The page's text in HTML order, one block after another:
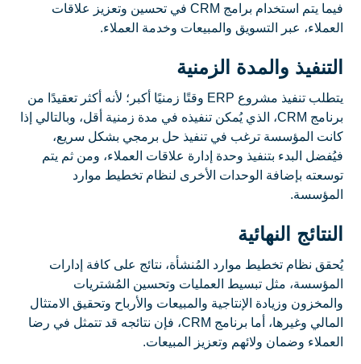
فيما يتم استخدام برامج CRM في تحسين وتعزيز علاقات
العملاء، عبر التسويق والمبيعات وخدمة العملاء.
التنفيذ والمدة الزمنية
يتطلب تنفيذ مشروع ERP وقتًا زمنيًا أكبر؛ لأنه أكثر تعقيدًا من
برنامج CRM، الذي يُمكن تنفيذه في مدة زمنية أقل، وبالتالي إذا
كانت المؤسسة ترغب في تنفيذ حل برمجي بشكل سريع،
فيُفضل البدء بتنفيذ وحدة إدارة علاقات العملاء، ومن ثم يتم
توسعته بإضافة الوحدات الأخرى لنظام تخطيط موارد
المؤسسة.
النتائج النهائية
يُحقق نظام تخطيط موارد المُنشأة، نتائج على كافة إدارات
المؤسسة، مثل تبسيط العمليات وتحسين المُشتريات
والمخزون وزيادة الإنتاجية والمبيعات والأرباح وتحقيق الامتثال
المالي وغيرها، أما برنامج CRM، فإن نتائجه قد تتمثل في رضا
العملاء وضمان ولائهم وتعزيز المبيعات.